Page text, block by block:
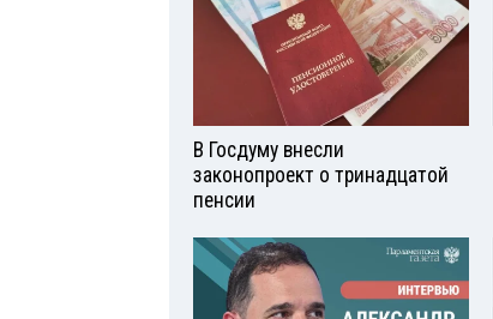
В Госдуму внесли
законопроект о тринадцатой
пенсии